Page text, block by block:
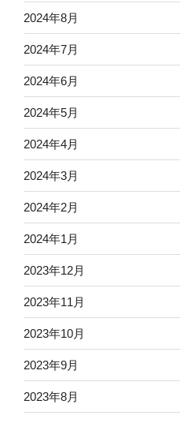
2024年8月
2024年7月
2024年6月
2024年5月
2024年4月
2024年3月
2024年2月
2024年1月
2023年12月
2023年11月
2023年10月
2023年9月
2023年8月